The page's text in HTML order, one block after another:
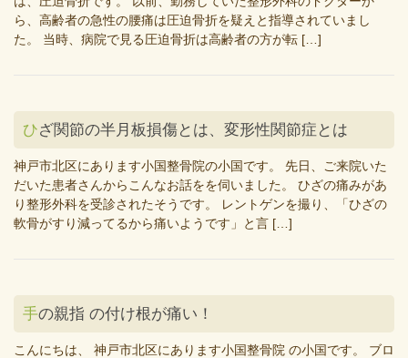
ら、高齢者の急性の腰痛は圧迫骨折を疑えと指導されていまし
た。 当時、病院で見る圧迫骨折は高齢者の方が転 […]
ひざ関節の半月板損傷とは、変形性関節症とは
神戸市北区にあります小国整骨院の小国です。 先日、ご来院いた
だいた患者さんからこんなお話をを伺いました。 ひざの痛みがあ
り整形外科を受診されたそうです。 レントゲンを撮り、「ひざの
軟骨がすり減ってるから痛いようです」と言 […]
手の親指 の付け根が痛い！
こんにちは、 神戸市北区にあります小国整骨院 の小国です。 ブロ